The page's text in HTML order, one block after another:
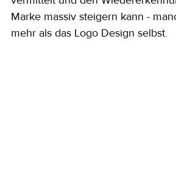
Marke massiv steigern kann -
mehr als das Logo Design selbst.